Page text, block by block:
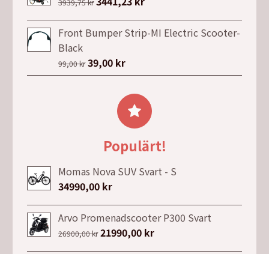
3939,75kr
ursprungliga
priset
3939,75 kr.
nuvarande
priset
Front Bumper Strip-MI Electric Scooter-
Black
99,00kr Det
ursprungliga
99,00 kr.
39,00 krDet
nuvarande
priset
är:
39,00 kr.
Populärt!
Momas Nova SUV Svart - S
34990,00 kr
Arvo Promenadscooter P300 Svart
26900,00kr Det
21990,00 krDet